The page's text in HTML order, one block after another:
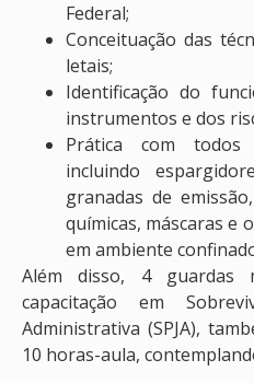
Federal;
Conceituação das
letais;
Identificação do
instrumentos e dos
Prática com todos
incluindo
granadas de
químicas, máscaras e
em ambiente
Além disso, 4 guardas
capacitação em
Administrativa (SPJA),
10 horas-aula,